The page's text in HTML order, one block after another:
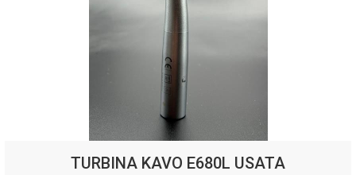
TURBINA KAVO E680L USATA